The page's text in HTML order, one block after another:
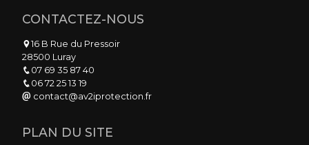
CONTACTEZ-NOUS
16 B Rue du Pressoir
28500 Luray
07 69 35 87 40
06 72 25 13 19
contact@av2iprotection.fr
PLAN DU SITE